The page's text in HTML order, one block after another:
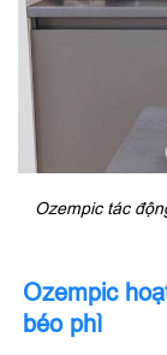
Ozempic tác
Ozempic
béo phì